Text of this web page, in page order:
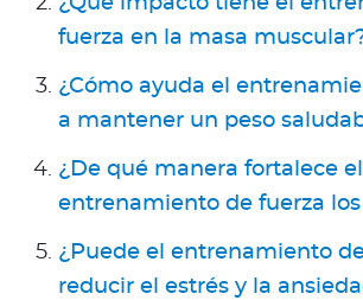
fuerza en la masa
¿Cómo ayuda el
a mantener un peso
¿De qué manera fortalece el
entrenamiento de fuerza los
¿Puede el entrenamiento
reducir el estrés y la